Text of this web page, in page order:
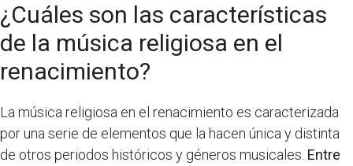
¿Cuáles son las características
de la música religiosa en el
renacimiento?
La música religiosa en el renacimiento es caracterizada
por una serie de elementos que la hacen única y distinta
de otros periodos históricos y géneros musicales. Entre